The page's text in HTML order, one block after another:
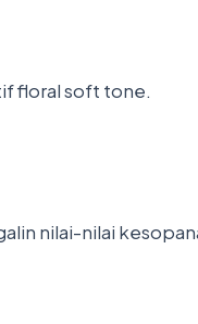
floral soft tone.
nilai-nilai